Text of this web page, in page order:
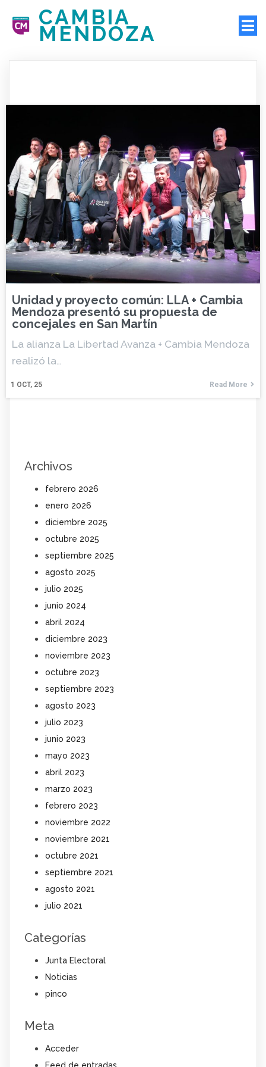
CAMBIA
MENDOZA
Unidad y proyecto común: LLA + Cambia
Mendoza presentó su propuesta de
concejales en San Martín
1 OCT, 25
La alianza La Libertad Avanza + Cambia Mendoza
realizó la…
Read More
Archivos
febrero 2026
enero 2026
diciembre 2025
octubre 2025
septiembre 2025
agosto 2025
julio 2025
junio 2024
abril 2024
diciembre 2023
noviembre 2023
octubre 2023
septiembre 2023
agosto 2023
julio 2023
junio 2023
mayo 2023
abril 2023
marzo 2023
febrero 2023
noviembre 2022
noviembre 2021
octubre 2021
septiembre 2021
agosto 2021
julio 2021
Categorías
Junta Electoral
Noticias
pinco
Meta
Acceder
Feed de entradas